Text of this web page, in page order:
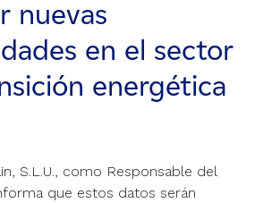
nuevas
en el sector
energética
S.L.U., como Responsable del
que estos datos serán